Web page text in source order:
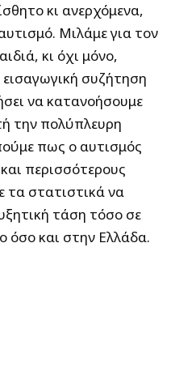
κι ανερχόμενα,
Μιλάμε για τον
κι όχι μόνο,
συζήτηση
να κατανοήσουμε
την πολύπλευρη
πως ο αυτισμός
περισσότερους
τα στατιστικά να
τάση τόσο σε
όσο και στην Ελλάδα.